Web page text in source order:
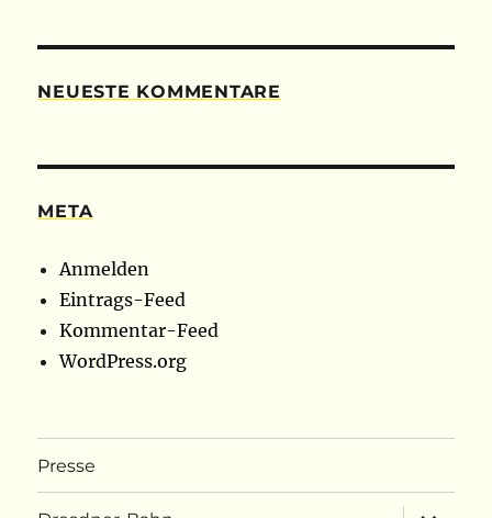
NEUESTE KOMMENTARE
META
Anmelden
Eintrags-Feed
Kommentar-Feed
WordPress.org
Presse